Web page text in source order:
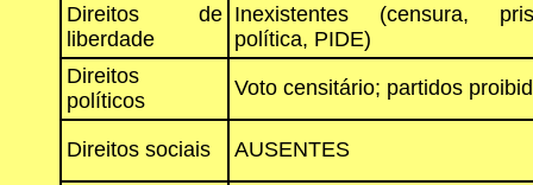
Direitos de
liberdade
Inexistentes (censura,
política, PIDE)
Direitos
políticos
Voto censitário; partidos
Direitos sociais AUSENTES